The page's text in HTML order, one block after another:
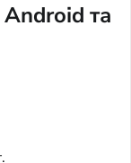
Android та